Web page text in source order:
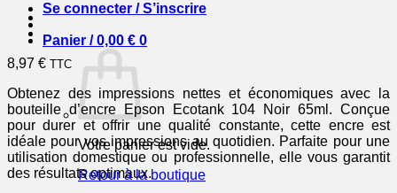
Se connecter / S’inscrire
Panier /0,00 € 0
Votre panier est vide.
Retour à la boutique
8,97 € TTC
Obtenez des impressions nettes et économiques avec la
bouteille d’encre Epson Ecotank 104 Noir 65ml. Conçue
pour durer et offrir une qualité constante, cette encre est
idéale pour vos impressions au quotidien. Parfaite pour une
utilisation domestique ou professionnelle, elle vous garantit
des résultats optimaux.